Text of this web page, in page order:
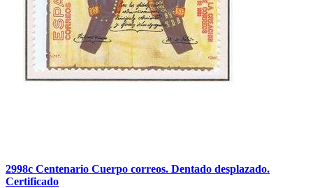
2998c Centenario Cuerpo correos. Dentado desplazado.
Certificado